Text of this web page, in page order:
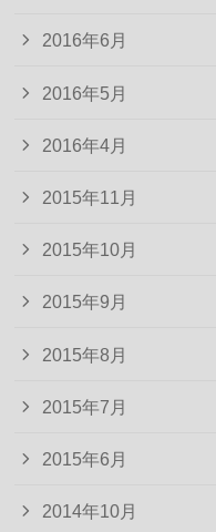
2016年6月
2016年5月
2016年4月
2015年11月
2015年10月
2015年9月
2015年8月
2015年7月
2015年6月
2014年10月